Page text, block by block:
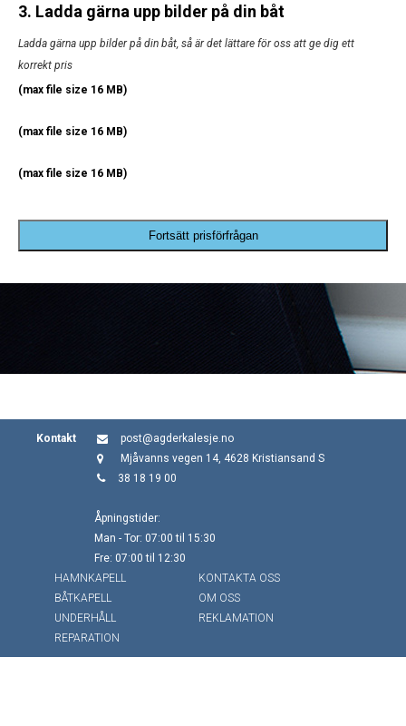
3. Ladda gärna upp bilder på din båt
Ladda gärna upp bilder på din båt, så är det lättare för oss att ge dig ett
korrekt pris
(max file size 16 MB)
(max file size 16 MB)
(max file size 16 MB)
Fortsätt prisförfrågan
Kontakt
post@agderkalesje.no
Mjåvanns vegen 14, 4628 Kristiansand S
38 18 19 00
Åpningstider:
Man - Tor: 07:00 til 15:30
Fre: 07:00 til 12:30
HAMNKAPELL
BÅTKAPELL
UNDERHÅLL
REPARATION
KONTAKTA OSS
OM OSS
REKLAMATION